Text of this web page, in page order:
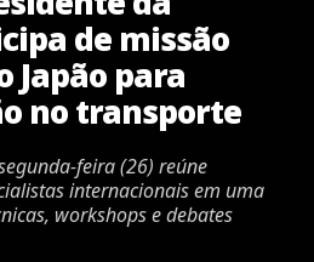
de missão
Japão para
no transporte
feira (26) reúne
internacionais em uma
workshops e debates